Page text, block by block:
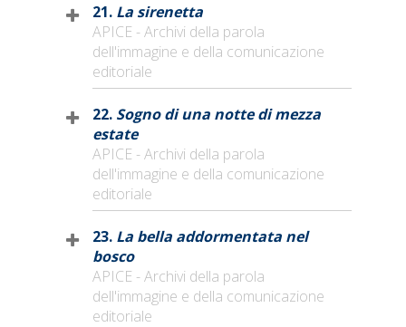
21. La sirenetta
APICE - Archivi della parola
dell'immagine e della comunicazione
editoriale
22. Sogno di una notte di mezza
estate
APICE - Archivi della parola
dell'immagine e della comunicazione
editoriale
23. La bella addormentata nel
bosco
APICE - Archivi della parola
dell'immagine e della comunicazione
editoriale